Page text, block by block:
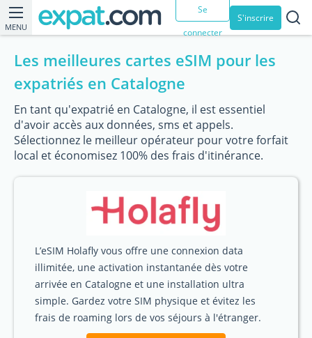
MENU
Se
connecter
S'inscrire
Les meilleures cartes eSIM pour les
expatriés en Catalogne
En tant qu'expatrié en Catalogne, il est essentiel
d'avoir accès aux données, sms et appels.
Sélectionnez le meilleur opérateur pour votre forfait
local et économisez 100% des frais d'itinérance.
L’eSIM Holafly vous offre une connexion data
illimitée, une activation instantanée dès votre
arrivée en Catalogne et une installation ultra
simple. Gardez votre SIM physique et évitez les
frais de roaming lors de vos séjours à l'étranger.